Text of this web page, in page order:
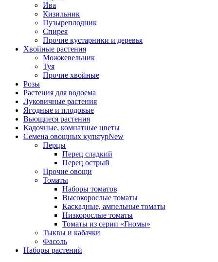
Ива
Кизильник
Пузыреплодник
Спирея
Прочие кустарники и деревья
Хвойные растения
Можжевельник
Туя
Прочие хвойные
Розы
Растения для водоема
Луковичные растения
Ягодные и плодовые
Вьющиеся растения
Кадочные, комнатные цветы
Семена овощных культурNew
Перцы
Перец сладкий
Перец острый
Прочие овощи
Томаты
Наборы томатов
Высокорослые томаты
Каскадные, ампельные томаты
Низкорослые томаты
Томаты из серии «Гномы»
Тыквы и кабачки
Фасоль
Наборы растений